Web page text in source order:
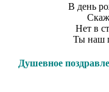
В день
Нет в
Ты наш
Душевное